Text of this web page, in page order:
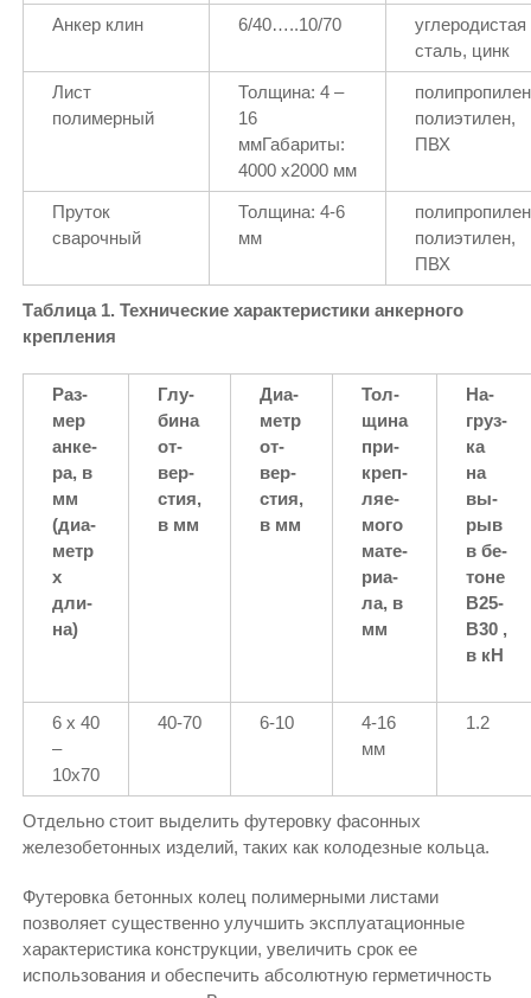
Анкер клин 6/40…..10/70
углеродистая
сталь, цинк
Лист
полимерный
Толщина: 4 –
16
ммГабариты:
4000 х2000 мм
полиэтилен,
ПВХ
Пруток
сварочный
Толщина: 4-6
мм
полиэтилен,
ПВХ
Таблица 1. Технические характеристики анкерного
крепления
Раз­
мер
ан­ке­
ра, в
мм
(диа­
метр
x
дли­
на)
Глу­
би­на
от­
вер­
стия,
в мм
Диа­
метр
от­
вер­
стия,
в мм
Тол­
щи­на
при­
креп­
ля­е­
мо­го
ма­те­
ри­а­
ла, в
мм
На­
груз­
ка
на
вы­
рыв
в бе­
тоне
В25-
В30 ,
в кН
6 x 40
–
10х70
40-70 6-10
4-16
мм
1.2
Отдельно стоит выделить футеровку фасонных
железобетонных изделий, таких как колодезные кольца.
Футеровка бетонных колец полимерными листами
позволяет существенно улучшить эксплуатационные
характеристика конструкции, увеличить срок ее
использования и обеспечить абсолютную герметичность